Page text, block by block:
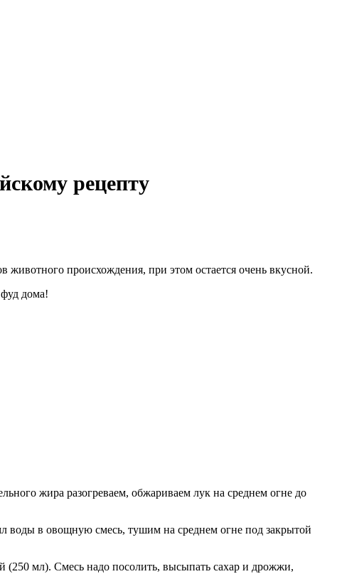
рецепту
происхождения, при этом остается очень вкусной.
дома!
жира разогреваем, обжариваем лук на среднем огне до
в овощную смесь, тушим на среднем огне под закрытой
(250 мл). Смесь надо посолить, высыпать сахар и дрожжи,